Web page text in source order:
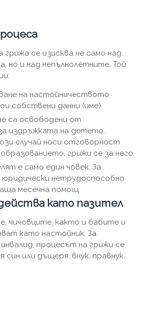
се изисква не само над
но и над непълнолетните. Той
на настойничеството
собствени данни (име).
са освободени от
издръжката на детето.
случай носи отговорност
грижи се за него.
е само един човек. За
нетрудоспособно
месечна помощ.
като пазител
чичовците, както и бабите и
като настойник. За
процесът на грижи се
син или дъщеря, внук, правнук.